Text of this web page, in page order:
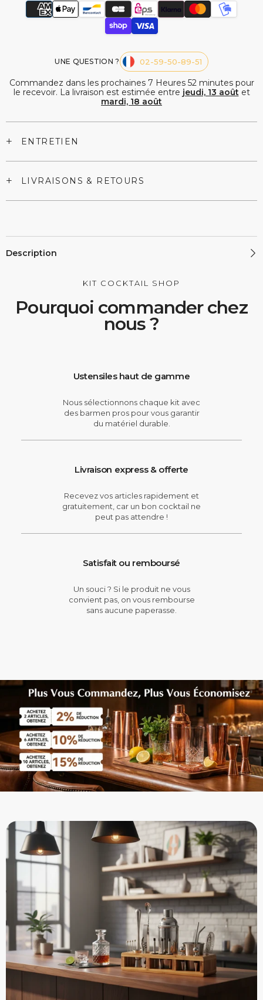
UNE QUESTION ? 02-59-50-89-51
Commandez dans les prochaines 7 Heures 52minutespour
le recevoir. La livraison est estimée entre jeudi, 13 août et
mardi, 18 août
+ ENTRETIEN
+ LIVRAISONS & RETOURS
Description
KIT COCKTAIL SHOP
Pourquoi commander chez
nous ?
Ustensiles haut de gamme
Nous sélectionnons chaque kit avec
des barmen pros pour vous garantir
du matériel durable.
Livraison express & offerte
Recevez vos articles rapidement et
gratuitement, car un bon cocktail ne
peut pas attendre !
Satisfait ou remboursé
Un souci ? Si le produit ne vous
convient pas, on vous rembourse
sans aucune paperasse.